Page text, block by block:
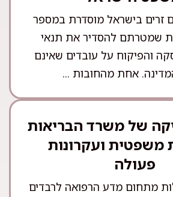
זרים בישראל מוסדרת במספר
שמטרתם להסדיר את תנאי
והפיקוח על עובדים שאינם
אחת מהחובות ...
של משרד הבריאות
משפטית ועקרונות
פעולה
מתחום מדע הרפואה לרבדים